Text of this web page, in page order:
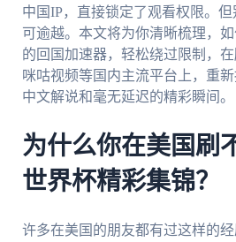
中国IP，直接锁定了观看权限。
可逾越。本文将为你清晰梳理，
的回国加速器，轻松绕过限制，在
咪咕视频等国内主流平台上，重
中文解说和毫无延迟的精彩瞬间。
为什么你在美国刷
世界杯精彩集锦？
许多在美国的朋友都有过这样的